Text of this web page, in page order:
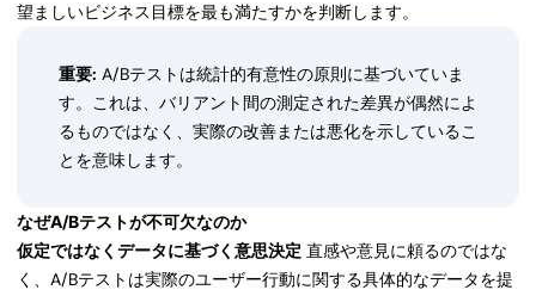
望ましいビジネス目標を最も満たすかを判断します。
重要: A/Bテストは統計的有意性の原則に基づいていま
す。これは、バリアント間の測定された差異が偶然によ
るものではなく、実際の改善または悪化を示しているこ
とを意味します。
なぜA/Bテストが不可欠なのか
仮定ではなくデータに基づく意思決定 直感や意見に頼るのではな
く、A/Bテストは実際のユーザー行動に関する具体的なデータを提